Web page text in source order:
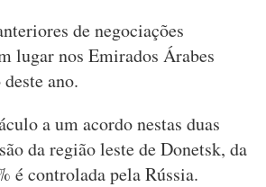
de negociações
lugar nos Emirados Árabes
ano.
a um acordo nestas duas
da região leste de Donetsk, da
é controlada pela Rússia.